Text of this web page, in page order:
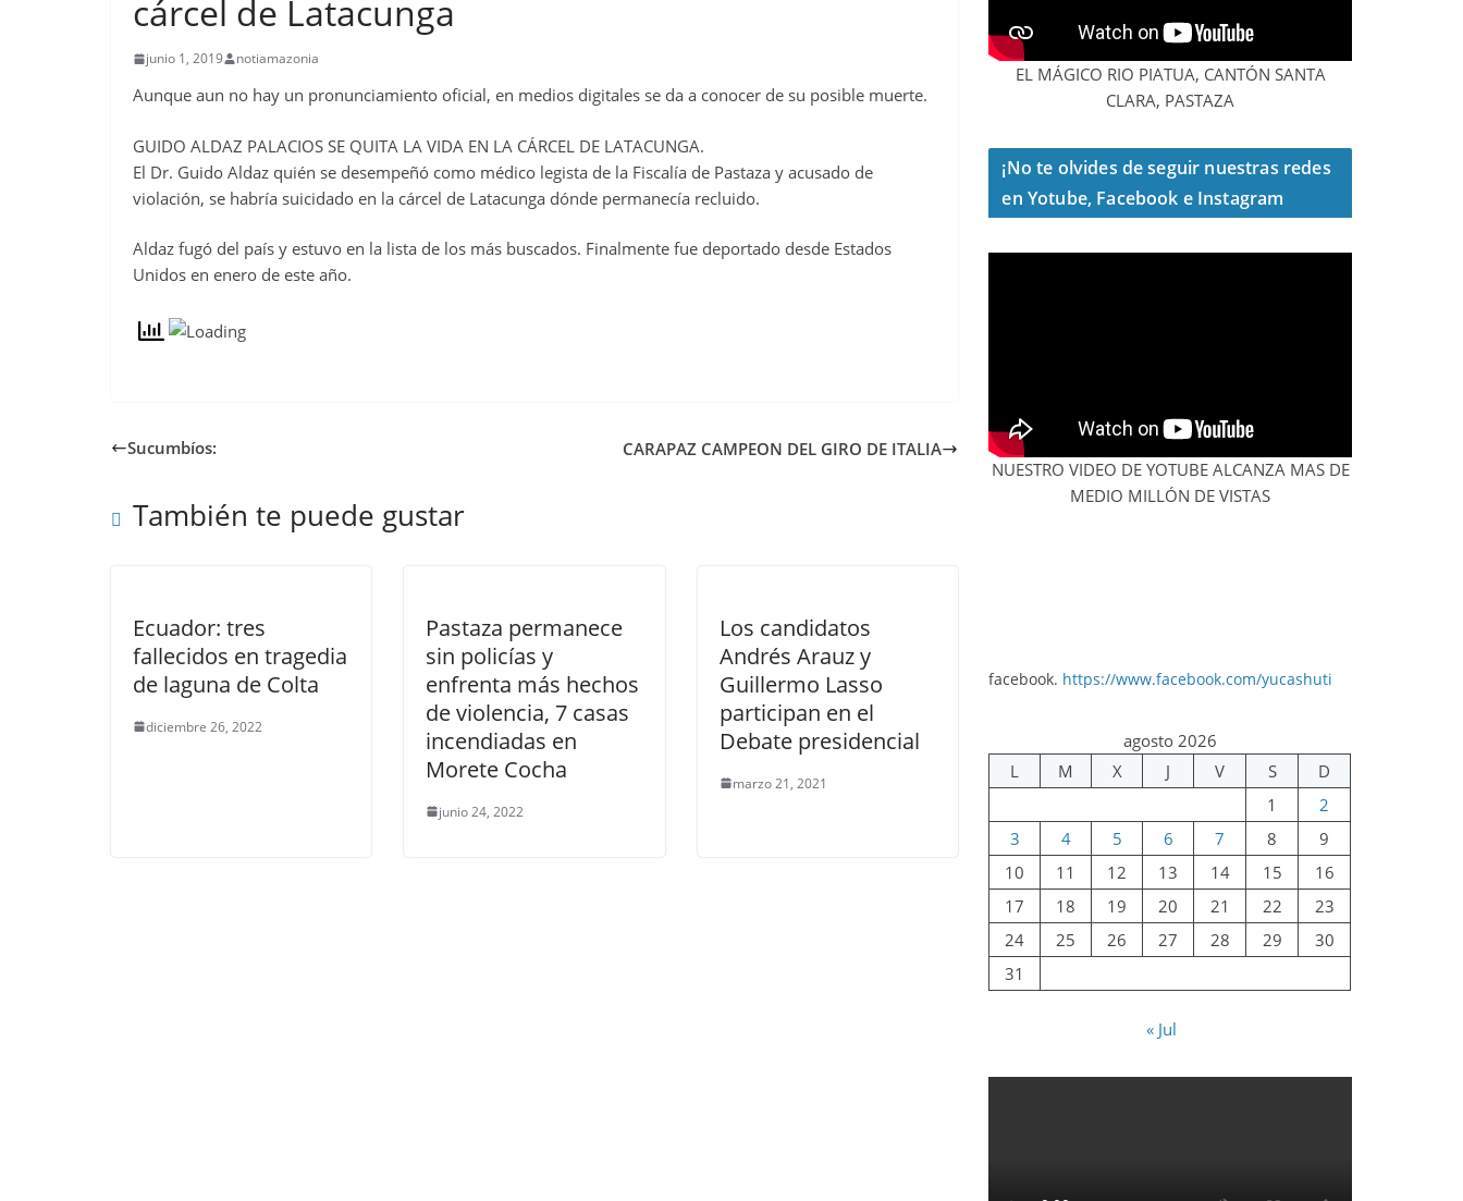
cárcel de Latacunga
junio 1, 2019 notiamazonia
Aunque aun no hay un pronunciamiento oficial, en medios digitales se da a conocer de su posible muerte.
GUIDO ALDAZ PALACIOS SE QUITA LA VIDA EN LA CÁRCEL DE LATACUNGA.
El Dr. Guido Aldaz quién se desempeñó como médico legista de la Fiscalía de Pastaza y acusado de
violación, se habría suicidado en la cárcel de Latacunga dónde permanecía recluido.
Aldaz fugó del país y estuvo en la lista de los más buscados. Finalmente fue deportado desde Estados
Unidos en enero de este año.
Sucumbíos: CARAPAZ CAMPEON DEL GIRO DE ITALIA
También te puede gustar
Ecuador: tres
fallecidos en tragedia
de laguna de Colta
diciembre 26, 2022
Pastaza permanece
sin policías y
enfrenta más hechos
de violencia, 7 casas
incendiadas en
Morete Cocha
junio 24, 2022
Los candidatos
Andrés Arauz y
Guillermo Lasso
participan en el
Debate presidencial
marzo 21, 2021
EL MÁGICO RIO PIATUA, CANTÓN SANTA
CLARA, PASTAZA
¡No te olvides de seguir nuestras redes
en Yotube, Facebook e Instagram
NUESTRO VIDEO DE YOTUBE ALCANZA MAS DE
MEDIO MILLÓN DE VISTAS
facebook. https://www.facebook.com/yucashuti
agosto 2026
L
M X J V S
D
1
2
3
4 5 6 7 8
9
10
11 12 13 14 15
16
17
18 19 20 21 22
23
24
25 26 27 28 29
30
31
« Jul